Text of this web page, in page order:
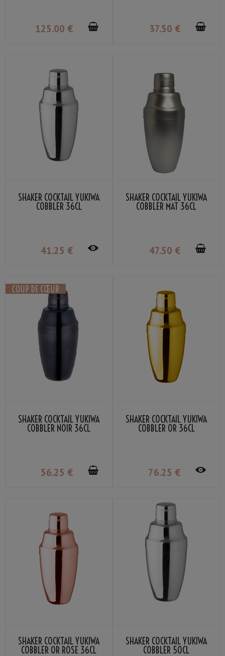
125.00 € 37.50 €
SHAKER COCKTAIL YUKIWA
COBBLER 36CL
41.25 €
SHAKER COCKTAIL YUKIWA
COBBLER MAT 36CL
47.50 €
SHAKER COCKTAIL YUKIWA
COBBLER NOIR 36CL
56.25 €
SHAKER COCKTAIL YUKIWA
COBBLER OR 36CL
76.25 €
SHAKER COCKTAIL YUKIWA
COBBLER OR ROSE 36CL
SHAKER COCKTAIL YUKIWA
COBBLER 50CL